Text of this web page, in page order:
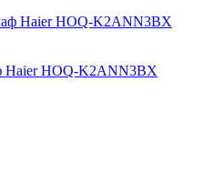
Haier HOQ-K2ANN3BX